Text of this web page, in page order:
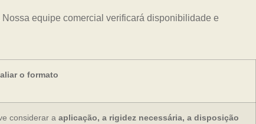
equipe comercial verificará disponibilidade e
o formato
considerar a aplicação, a rigidez necessária, a disposição